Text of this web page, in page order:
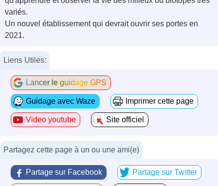
variés.
Un nouvel établissement qui devrait ouvrir ses portes en
2021.
Liens Utiles:
Lancer le guidage GPS
Guidage avec Waze Imprimer cette page
Video youtube Site officiel
Partagez cette page à un ou une ami(e)
Partage sur Facebook Partage sur Twitter